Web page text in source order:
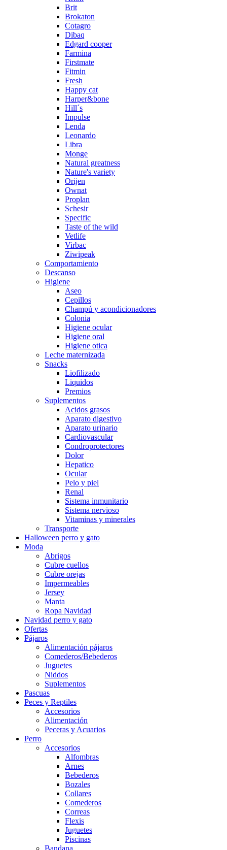
Brit
Brokaton
Cotagro
Dibaq
Edgard cooper
Farmina
Firstmate
Fitmin
Fresh
Happy cat
Harper&bone
Hill´s
Impulse
Lenda
Leonardo
Libra
Monge
Natural greatness
Nature's variety
Orijen
Ownat
Proplan
Schesir
Specific
Taste of the wild
Vetlife
Virbac
Ziwipeak
Comportamiento
Descanso
Higiene
Aseo
Cepillos
Champú y acondicionadores
Colonia
Higiene ocular
Higiene oral
Higiene otica
Leche maternizada
Snacks
Liofilizado
Liquidos
Premios
Suplementos
Acidos grasos
Aparato digestivo
Aparato urinario
Cardiovascular
Condroprotectores
Dolor
Hepatico
Ocular
Pelo y piel
Renal
Sistema inmunitario
Sistema nervioso
Vitaminas y minerales
Transporte
Halloween perro y gato
Moda
Abrigos
Cubre cuellos
Cubre orejas
Impermeables
Jersey
Manta
Ropa Navidad
Navidad perro y gato
Ofertas
Pájaros
Alimentación pájaros
Comederos/Bebederos
Juguetes
Niddos
Suplementos
Pascuas
Peces y Reptiles
Accesorios
Alimentación
Peceras y Acuarios
Perro
Accesorios
Alfombras
Arnes
Bebederos
Bozales
Collares
Comederos
Correas
Flexis
Juguetes
Piscinas
Bandana